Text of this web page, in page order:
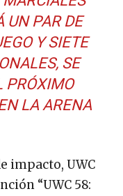
UN PAR DE
Y SIETE
SE
PRÓXIMO
LA ARENA
impacto, UWC
“UWC 58: